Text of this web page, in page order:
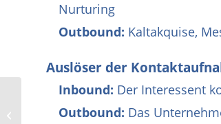
Nurturing
Outbound: Kaltakquise,
Auslöser der
Inbound: Der Interessent
Outbound: Das
Conversion optimierte